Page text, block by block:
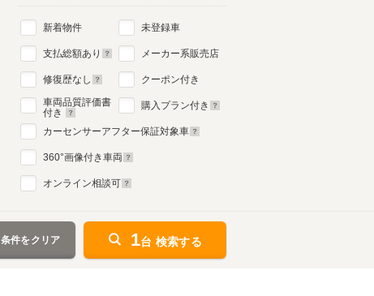
新着物件
支払総額あり
修復歴なし
車両品質評価書
付き
未登録車
メーカー系販売店
クーポン付き
購入プラン付き
カーセンサーアフター保証対象車
360°画像付き車両
オンライン相談可
条件をクリア 1台 検索する